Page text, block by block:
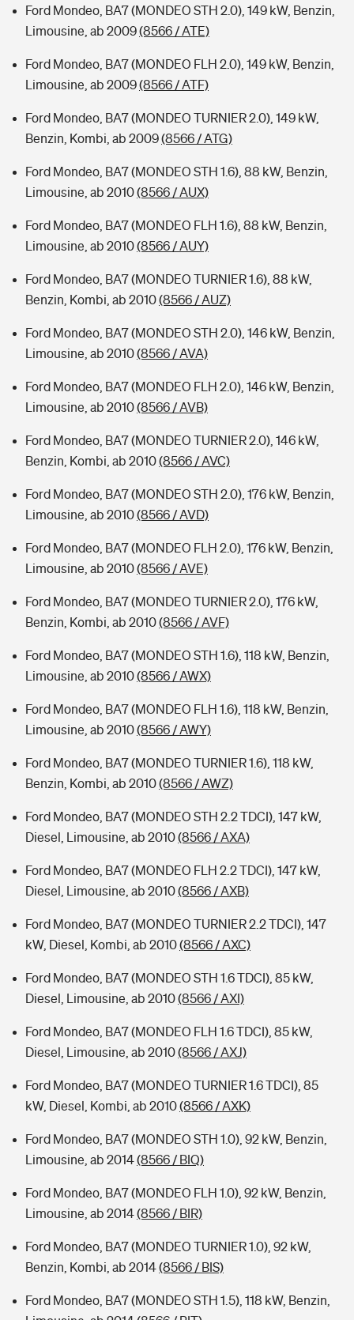
Ford Mondeo, BA7 (MONDEO STH 2.0), 149 kW, Benzin,
Limousine, ab 2009(8566 / ATE)
Ford Mondeo, BA7 (MONDEO FLH 2.0), 149 kW, Benzin,
Limousine, ab 2009(8566 / ATF)
Ford Mondeo, BA7 (MONDEO TURNIER 2.0), 149 kW,
Benzin, Kombi, ab 2009(8566 / ATG)
Ford Mondeo, BA7 (MONDEO STH 1.6), 88 kW, Benzin,
Limousine, ab 2010(8566 / AUX)
Ford Mondeo, BA7 (MONDEO FLH 1.6), 88 kW, Benzin,
Limousine, ab 2010(8566 / AUY)
Ford Mondeo, BA7 (MONDEO TURNIER 1.6), 88 kW,
Benzin, Kombi, ab 2010(8566 / AUZ)
Ford Mondeo, BA7 (MONDEO STH 2.0), 146 kW, Benzin,
Limousine, ab 2010(8566 / AVA)
Ford Mondeo, BA7 (MONDEO FLH 2.0), 146 kW, Benzin,
Limousine, ab 2010(8566 / AVB)
Ford Mondeo, BA7 (MONDEO TURNIER 2.0), 146 kW,
Benzin, Kombi, ab 2010(8566 / AVC)
Ford Mondeo, BA7 (MONDEO STH 2.0), 176 kW, Benzin,
Limousine, ab 2010(8566 / AVD)
Ford Mondeo, BA7 (MONDEO FLH 2.0), 176 kW, Benzin,
Limousine, ab 2010(8566 / AVE)
Ford Mondeo, BA7 (MONDEO TURNIER 2.0), 176 kW,
Benzin, Kombi, ab 2010(8566 / AVF)
Ford Mondeo, BA7 (MONDEO STH 1.6), 118 kW, Benzin,
Limousine, ab 2010(8566 / AWX)
Ford Mondeo, BA7 (MONDEO FLH 1.6), 118 kW, Benzin,
Limousine, ab 2010(8566 / AWY)
Ford Mondeo, BA7 (MONDEO TURNIER 1.6), 118 kW,
Benzin, Kombi, ab 2010(8566 / AWZ)
Ford Mondeo, BA7 (MONDEO STH 2.2 TDCI), 147 kW,
Diesel, Limousine, ab 2010(8566 / AXA)
Ford Mondeo, BA7 (MONDEO FLH 2.2 TDCI), 147 kW,
Diesel, Limousine, ab 2010(8566 / AXB)
Ford Mondeo, BA7 (MONDEO TURNIER 2.2 TDCI), 147
kW, Diesel, Kombi, ab 2010(8566 / AXC)
Ford Mondeo, BA7 (MONDEO STH 1.6 TDCI), 85 kW,
Diesel, Limousine, ab 2010(8566 / AXI)
Ford Mondeo, BA7 (MONDEO FLH 1.6 TDCI), 85 kW,
Diesel, Limousine, ab 2010(8566 / AXJ)
Ford Mondeo, BA7 (MONDEO TURNIER 1.6 TDCI), 85
kW, Diesel, Kombi, ab 2010(8566 / AXK)
Ford Mondeo, BA7 (MONDEO STH 1.0), 92 kW, Benzin,
Limousine, ab 2014(8566 / BIQ)
Ford Mondeo, BA7 (MONDEO FLH 1.0), 92 kW, Benzin,
Limousine, ab 2014(8566 / BIR)
Ford Mondeo, BA7 (MONDEO TURNIER 1.0), 92 kW,
Benzin, Kombi, ab 2014(8566 / BIS)
Ford Mondeo, BA7 (MONDEO STH 1.5), 118 kW, Benzin,